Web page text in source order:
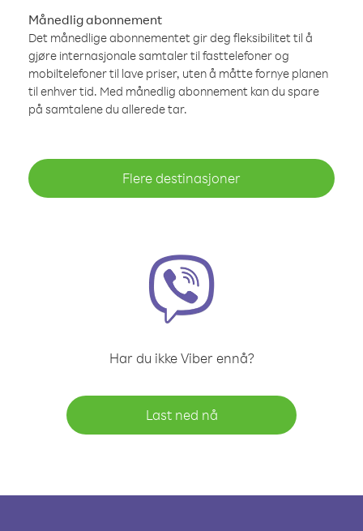
Månedlig abonnement
Det månedlige abonnementet gir deg fleksibilitet til å
gjøre internasjonale samtaler til fasttelefoner og
mobiltelefoner til lave priser, uten å måtte fornye planen
til enhver tid. Med månedlig abonnement kan du spare
på samtalene du allerede tar.
Flere destinasjoner
Har du ikke Viber ennå?
Last ned nå